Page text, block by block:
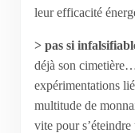
leur efficacité
> pas si
déjà son
expérimentations
multitude de
vite pour